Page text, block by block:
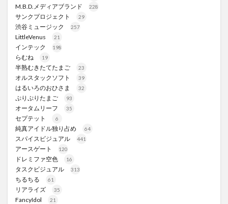
M.B.D.メディアブランド 228
サンクプロジェクト 29
渋谷ミュージック 257
LittleVenus 21
インテック 198
らむね 19
半熟むきたてたまご 23
オルスタックソフト 39
はるいろのおひさま 32
ぷりぷりたまご 93
オータムリーフ 35
セプテット 6
純真アイドル独り占め 64
スパイスビジュアル 441
アースゲート 120
ドレミファ空色 16
タスクビジュアル 313
ちるちる 61
リアライズ 35
FancyIdol 21